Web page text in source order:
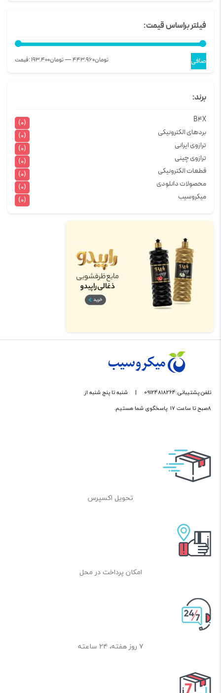
فیلتر براساس قیمت:
صافی قيمت: 193.400تومان— 443.960تومان
برند:
B4X
(0)
بردهای الکترونیکی
(0)
ترازوی ایرانی
(0)
ترازوی چینی
(0)
قطعات الکترونیکی
(0)
محصولات دانلودی
(0)
میکروسیب
(0)
تلفن پشتیبانی:09124818264 |
شنبه تا پنج شنبه از
8صبح تا ساعت 17 پاسخگوی شما هستیم.
تحویل اکسپرس
امکان پرداخت در محل
۷ روز هفته، ۲۴ ساعته